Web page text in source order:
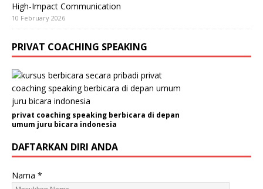
High-Impact Communication
10 February 2026
PRIVAT COACHING SPEAKING
privat coaching speaking berbicara di depan
umum juru bicara indonesia
DAFTARKAN DIRI ANDA
Nama *